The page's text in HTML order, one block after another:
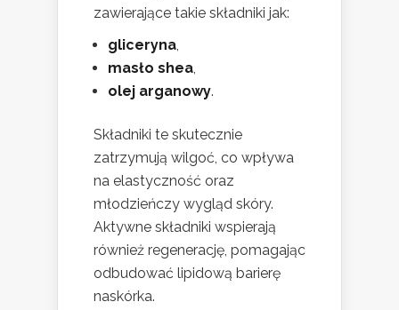
zawierające takie składniki jak:
gliceryna,
masło shea,
olej arganowy.
Składniki te skutecznie
zatrzymują wilgoć, co wpływa
na elastyczność oraz
młodzieńczy wygląd skóry.
Aktywne składniki wspierają
również regenerację, pomagając
odbudować lipidową barierę
naskórka.